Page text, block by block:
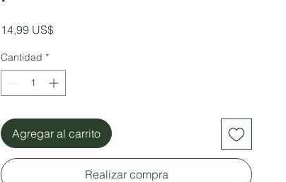
14,99 US$Precio
Cantidad *
Agregar al carrito
Realizar compra